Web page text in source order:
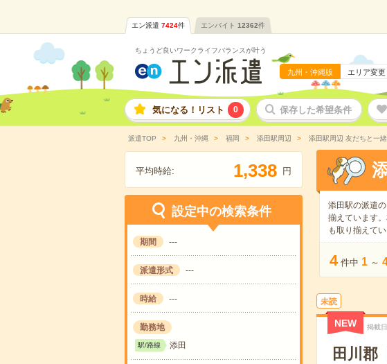
エン派遣 7424件 エンバイト 12362件
ちょうど良いワークライフバランスが叶う
九州・沖縄版 エリア変更
気になる！リスト 0 保存した希望条件
派遣TOP 九州・沖縄 福岡 添田駅周辺 添田駅周辺 友だちと一
平均時給: 1,338 円
設定中の検索条件
期間 ---
派遣形式 ---
時給 ---
勤務地
駅/路線 添田
添田駅の派遣の
揃えています
も取り揃えてい
4 件中 1 ～
未読
NEW 掲載日
田川郡